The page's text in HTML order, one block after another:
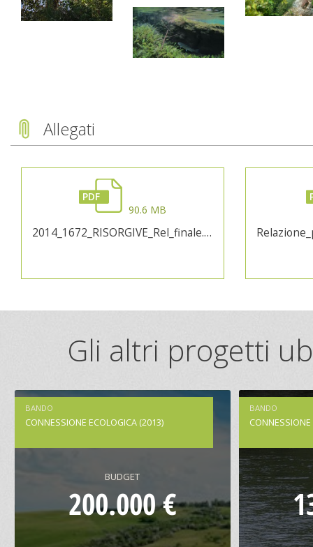
Allegati
PDF
90.6 MB
2014_1672_RISORGIVE_Rel_finale.pdf
Gli altri progetti
BANDO
CONNESSIONE ECOLOGICA (2013)
BUDGET
200.000 €
Nuove Connessioni per il Parco del
BANDO
Un